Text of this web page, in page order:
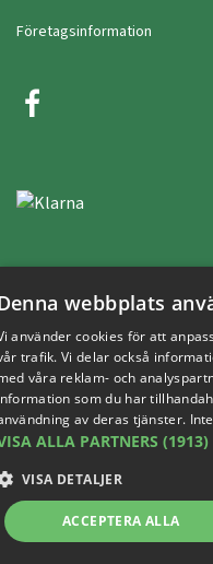
Företagsinformation
Copyright © 2019 This site is
webbplats
använder cookies för att
trafik. Vi delar också
våra reklam- och
som du har
av deras tjänster.
ALLA PARTNERS
VISA DETALJER
ACCEPTERA ALLA